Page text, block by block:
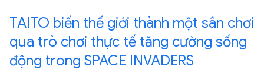
TAITO biến thế giới thành một sân chơi
qua trò chơi thực tế tăng cường sống
động trong SPACE INVADERS